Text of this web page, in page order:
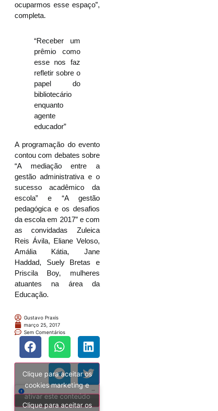
ocuparmos esse espaço”,
completa.
“Receber um
prêmio como
esse nos faz
refletir sobre o
papel do
bibliotecário
enquanto
agente
educador”
A programação do evento
contou com debates sobre
“A mediação entre a
gestão administrativa e o
sucesso acadêmico da
escola” e “A gestão
pedagógica e os desafios
da escola em 2017” e com
as convidadas Zuleica
Reis Ávila, Eliane Veloso,
Amália Kátia, Jane
Haddad, Suely Bretas e
Priscila Boy, mulheres
atuantes na área da
Educação.
Gustavo Praxis
março 25, 2017
Sem Comentários
Clique para aceitar os
cookies marketing e
ativar este conteúdo
Clique para aceitar os